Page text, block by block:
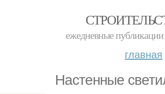
ежедневные публикации
главная
Настенные